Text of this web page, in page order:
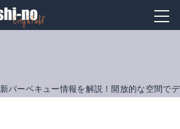
バーベキュー情報を解説！開放的な空間で